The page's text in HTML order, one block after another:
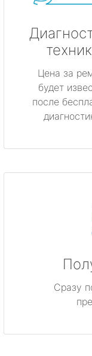
Цена за
будет
после
Сразу